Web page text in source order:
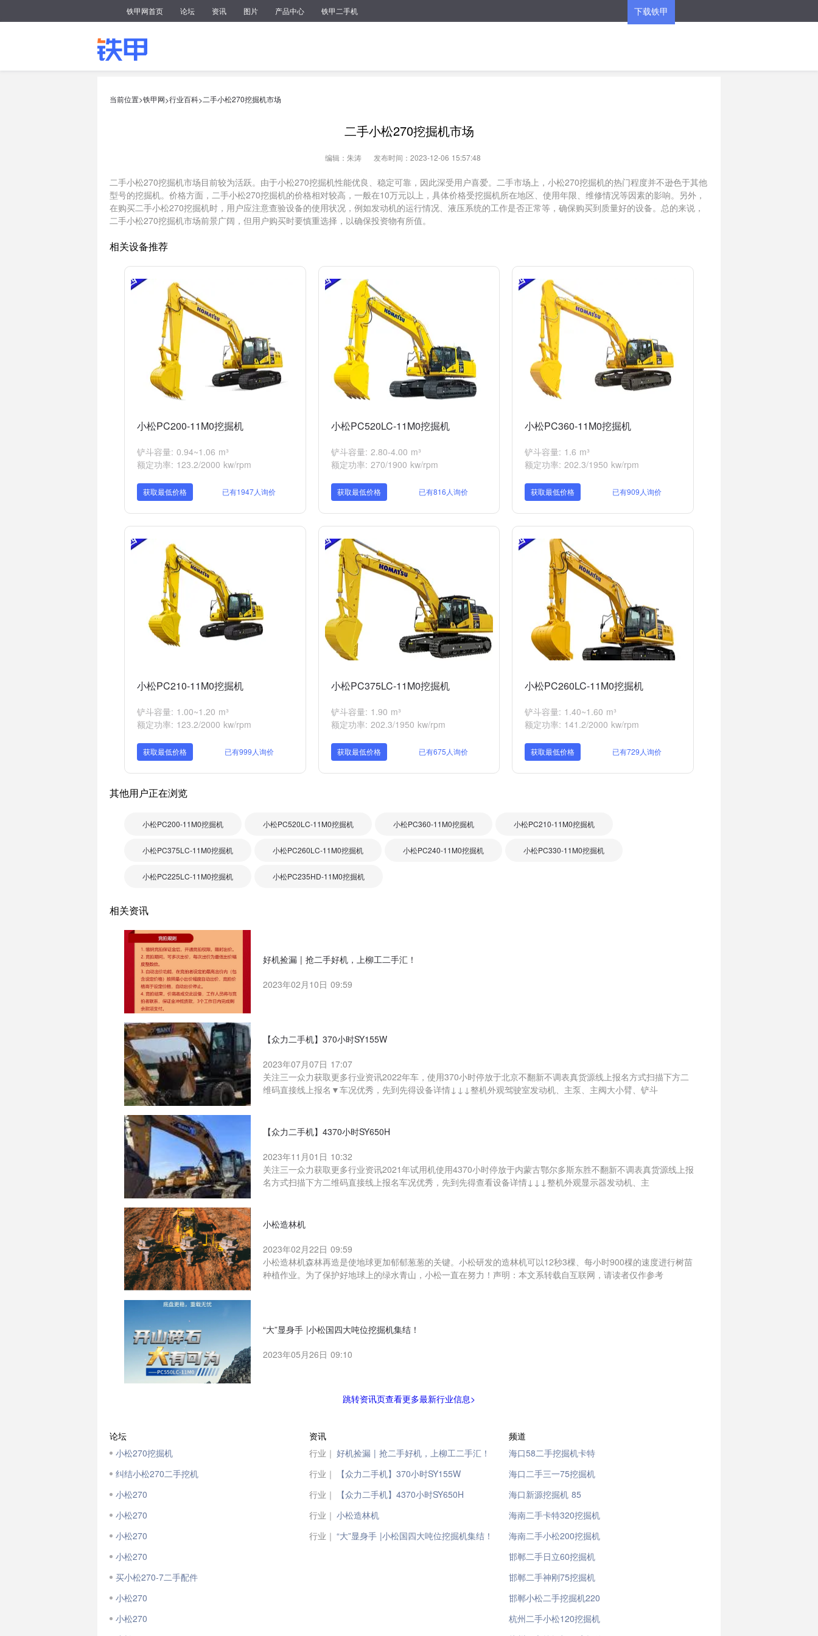
铁甲网首页 论坛 资讯 图片 产品中心 铁甲二手机
下载铁甲
当前位置>铁甲网>行业百科>二手小松270挖掘机市场
二手小松270挖掘机市场
编辑：朱涛 发布时间：2023-12-06 15:57:48
二手小松270挖掘机市场目前较为活跃。由于小松270挖掘机性能优良、稳定可靠，因此深受用户喜爱。二手市场上，小松270挖掘机的热门程度并不逊色于其他
型号的挖掘机。价格方面，二手小松270挖掘机的价格相对较高，一般在10万元以上，具体价格受挖掘机所在地区、使用年限、维修情况等因素的影响。另外，
在购买二手小松270挖掘机时，用户应注意查验设备的使用状况，例如发动机的运行情况、液压系统的工作是否正常等，确保购买到质量好的设备。总的来说，
二手小松270挖掘机市场前景广阔，但用户购买时要慎重选择，以确保投资物有所值。
相关设备推荐
小松PC200-11M0挖掘机
铲斗容量: 0.94~1.06 m³
额定功率: 123.2/2000 kw/rpm
获取最低价格 已有1947人询价
小松PC520LC-11M0挖掘机
铲斗容量: 2.80-4.00 m³
额定功率: 270/1900 kw/rpm
获取最低价格 已有816人询价
小松PC360-11M0挖掘机
铲斗容量: 1.6 m³
额定功率: 202.3/1950 kw/rpm
获取最低价格 已有909人询价
小松PC210-11M0挖掘机
铲斗容量: 1.00~1.20 m³
额定功率: 123.2/2000 kw/rpm
获取最低价格 已有999人询价
小松PC375LC-11M0挖掘机
铲斗容量: 1.90 m³
额定功率: 202.3/1950 kw/rpm
获取最低价格 已有675人询价
小松PC260LC-11M0挖掘机
铲斗容量: 1.40~1.60 m³
额定功率: 141.2/2000 kw/rpm
获取最低价格 已有729人询价
其他用户正在浏览
小松PC200-11M0挖掘机 小松PC520LC-11M0挖掘机 小松PC360-11M0挖掘机 小松PC210-11M0挖掘机
小松PC375LC-11M0挖掘机 小松PC260LC-11M0挖掘机 小松PC240-11M0挖掘机 小松PC330-11M0挖掘机
小松PC225LC-11M0挖掘机 小松PC235HD-11M0挖掘机
相关资讯
好机捡漏 | 抢二手好机，上柳工二手汇！
2023年02月10日 09:59
【众力二手机】370小时SY155W
2023年07月07日 17:07
关注三一众力获取更多行业资讯2022年车，使用370小时停放于北京不翻新不调表真货源线上报名方式扫描下方二
维码直接线上报名▼车况优秀，先到先得设备详情↓↓↓整机外观驾驶室发动机、主泵、主阀大小臂、铲斗
【众力二手机】4370小时SY650H
2023年11月01日 10:32
关注三一众力获取更多行业资讯2021年试用机使用4370小时停放于内蒙古鄂尔多斯东胜不翻新不调表真货源线上报
名方式扫描下方二维码直接线上报名车况优秀，先到先得查看设备详情↓↓↓整机外观显示器发动机、主
小松造林机
2023年02月22日 09:59
小松造林机森林再造是使地球更加郁郁葱葱的关键。小松研发的造林机可以12秒3棵、每小时900棵的速度进行树苗
种植作业。为了保护好地球上的绿水青山，小松一直在努力！声明：本文系转载自互联网，请读者仅作参考
“大”显身手 |小松国四大吨位挖掘机集结！
2023年05月26日 09:10
跳转资讯页查看更多最新行业信息>
论坛
小松270挖掘机
纠结小松270二手挖机
小松270
小松270
小松270
小松270
买小松270-7二手配件
小松270
小松270
资讯
行业｜ 好机捡漏 | 抢二手好机，上柳工二手汇！
行业｜
【众力二手机】370小时SY155W
行业｜
【众力二手机】4370小时SY650H
行业｜ 小松造林机
行业｜ “大”显身手 |小松国四大吨位挖掘机集结！
频道
海口58二手挖掘机卡特
海口二手三一75挖掘机
海口新源挖掘机 85
海南二手卡特320挖掘机
海南二手小松200挖掘机
邯郸二手日立60挖掘机
邯郸二手神刚75挖掘机
邯郸小松二手挖掘机220
杭州二手小松120挖掘机